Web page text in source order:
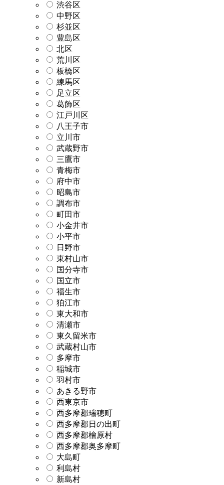
渋谷区
中野区
杉並区
豊島区
北区
荒川区
板橋区
練馬区
足立区
葛飾区
江戸川区
八王子市
立川市
武蔵野市
三鷹市
青梅市
府中市
昭島市
調布市
町田市
小金井市
小平市
日野市
東村山市
国分寺市
国立市
福生市
狛江市
東大和市
清瀬市
東久留米市
武蔵村山市
多摩市
稲城市
羽村市
あきる野市
西東京市
西多摩郡瑞穂町
西多摩郡日の出町
西多摩郡檜原村
西多摩郡奥多摩町
大島町
利島村
新島村